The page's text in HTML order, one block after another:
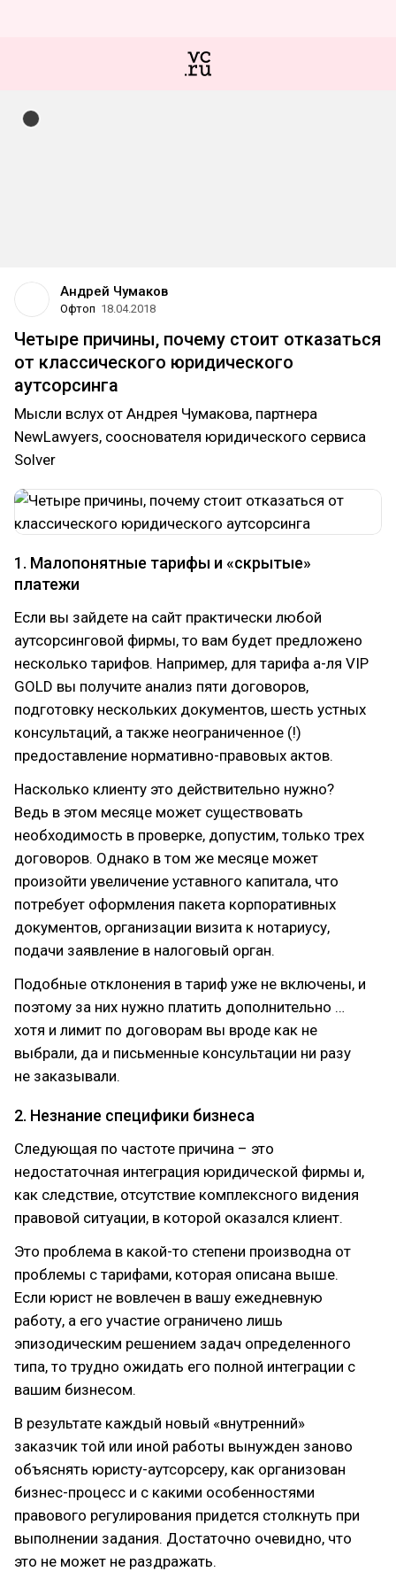
Андрей Чумаков
Офтоп 18.04.2018
Четыре причины, почему стоит отказаться
от классического юридического
аутсорсинга
Мысли вслух от Андрея Чумакова, партнера
NewLawyers, сооснователя юридического сервиса
Solver
1. Малопонятные тарифы и «скрытые»
платежи
Если вы зайдете на сайт практически любой
аутсорсинговой фирмы, то вам будет предложено
несколько тарифов. Например, для тарифа а-ля VIP
GOLD вы получите анализ пяти договоров,
подготовку нескольких документов, шесть устных
консультаций, а также неограниченное (!)
предоставление нормативно-правовых актов.
Насколько клиенту это действительно нужно?
Ведь в этом месяце может существовать
необходимость в проверке, допустим, только трех
договоров. Однако в том же месяце может
произойти увеличение уставного капитала, что
потребует оформления пакета корпоративных
документов, организации визита к нотариусу,
подачи заявление в налоговый орган.
Подобные отклонения в тариф уже не включены, и
поэтому за них нужно платить дополнительно …
хотя и лимит по договорам вы вроде как не
выбрали, да и письменные консультации ни разу
не заказывали.
2. Незнание специфики бизнеса
Следующая по частоте причина – это
недостаточная интеграция юридической фирмы и,
как следствие, отсутствие комплексного видения
правовой ситуации, в которой оказался клиент.
Это проблема в какой-то степени производна от
проблемы с тарифами, которая описана выше.
Если юрист не вовлечен в вашу ежедневную
работу, а его участие ограничено лишь
эпизодическим решением задач определенного
типа, то трудно ожидать его полной интеграции с
вашим бизнесом.
В результате каждый новый «внутренний»
заказчик той или иной работы вынужден заново
объяснять юристу-аутсорсеру, как организован
бизнес-процесс и с какими особенностями
правового регулирования придется столкнуть при
выполнении задания. Достаточно очевидно, что
это не может не раздражать.